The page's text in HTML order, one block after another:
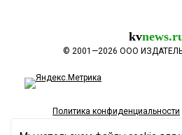
kv
© 2001—2026 ООО
Политика конфиденциальности